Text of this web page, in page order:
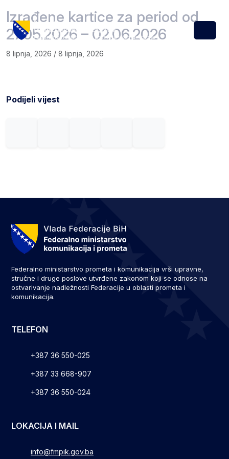
Menu
Izrađene kartice za period od
27.05.2026 – 02.06.2026
8 lipnja, 2026 / 8 lipnja, 2026
Podijeli vijest
Federalno ministarstvo prometa i komunikacija vrši upravne,
stručne i druge poslove utvrđene zakonom koji se odnose na
ostvarivanje nadležnosti Federacije u oblasti prometa i
komunikacija.
TELEFON
+387 36 550-025
+387 33 668-907
+387 36 550-024
LOKACIJA I MAIL
info@fmpik.gov.ba